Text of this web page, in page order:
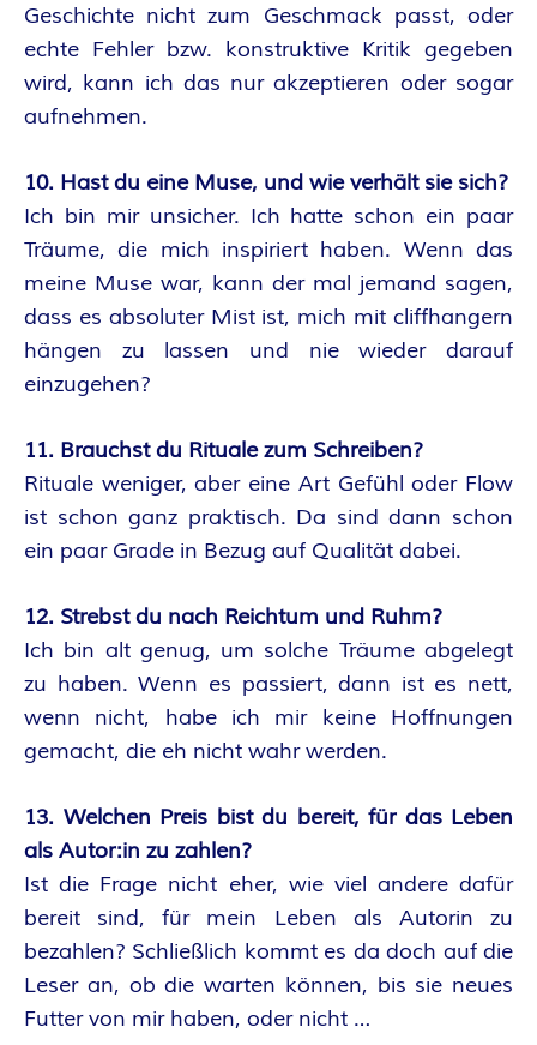
Geschichte nicht zum Geschmack passt, oder
echte Fehler bzw. konstruktive Kritik gegeben
wird, kann ich das nur akzeptieren oder sogar
aufnehmen.
10. Hast du eine Muse, und wie verhält sie sich?
Ich bin mir unsicher. Ich hatte schon ein paar
Träume, die mich inspiriert haben. Wenn das
meine Muse war, kann der mal jemand sagen,
dass es absoluter Mist ist, mich mit cliffhangern
hängen zu lassen und nie wieder darauf
einzugehen?
11. Brauchst du Rituale zum Schreiben?
Rituale weniger, aber eine Art Gefühl oder Flow
ist schon ganz praktisch. Da sind dann schon
ein paar Grade in Bezug auf Qualität dabei.
12. Strebst du nach Reichtum und Ruhm?
Ich bin alt genug, um solche Träume abgelegt
zu haben. Wenn es passiert, dann ist es nett,
wenn nicht, habe ich mir keine Hoffnungen
gemacht, die eh nicht wahr werden.
13. Welchen Preis bist du bereit, für das Leben
als Autor:in zu zahlen?
Ist die Frage nicht eher, wie viel andere dafür
bereit sind, für mein Leben als Autorin zu
bezahlen? Schließlich kommt es da doch auf die
Leser an, ob die warten können, bis sie neues
Futter von mir haben, oder nicht …